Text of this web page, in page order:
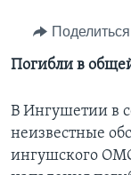
навигации
поиск
НОВОСТИ ЗА
ИТОГИ
ДИСКУССИЯ
ДЕТАЛИ
УЧИМ
НАША
АРТЕФАКТЫ
ЭКСПЕРТИЗА
ИНТЕРВЬЮ
ЗА СВОБОДУ
УЧИМ
Поделиться
Погибли в
В Ингушетии в
неизвестные
ингушского